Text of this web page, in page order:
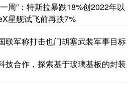
周”：特斯拉暴跌18%创2022年以
星舰试飞前再跌7%
联军称打击也门胡塞武装军事目标
技合作，探索基于玻璃基板的封装